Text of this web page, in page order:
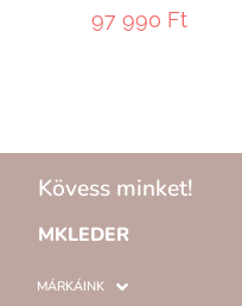
97 990 Ft
Kövess minket!
MKLEDER
MÁRKÁINK